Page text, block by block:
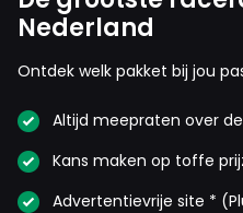
Nederland
Ontdek welk pakket bij jou
Altijd meepraten over de
Kans maken op toffe
Advertentievrije site *